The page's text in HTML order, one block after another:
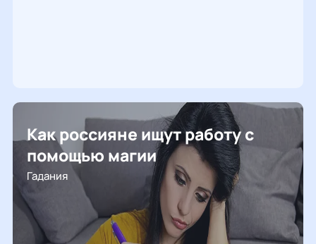
Как россияне ищут работу с
помощью магии
Гадания